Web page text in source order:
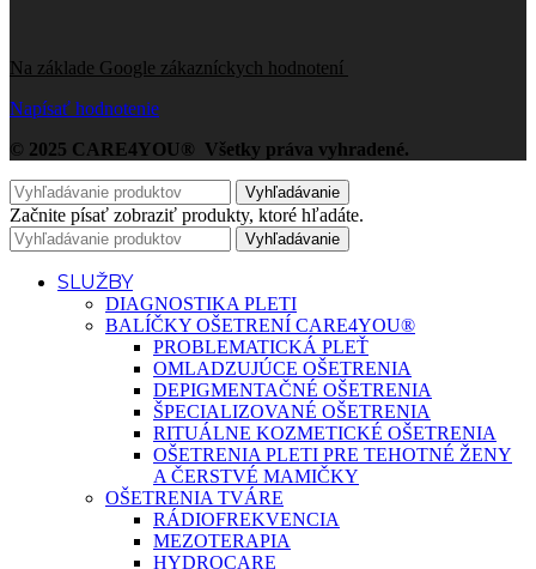
Na základe Google zákazníckych hodnotení
Napísať hodnotenie
© 2025 CARE4YOU® Všetky práva vyhradené.
Vyhľadávanie
Začnite písať zobraziť produkty, ktoré hľadáte.
Vyhľadávanie
SLUŽBY
DIAGNOSTIKA PLETI
BALÍČKY OŠETRENÍ CARE4YOU®
PROBLEMATICKÁ PLEŤ
OMLADZUJÚCE OŠETRENIA
DEPIGMENTAČNÉ OŠETRENIA
ŠPECIALIZOVANÉ OŠETRENIA
RITUÁLNE KOZMETICKÉ OŠETRENIA
OŠETRENIA PLETI PRE TEHOTNÉ ŽENY
A ČERSTVÉ MAMIČKY
OŠETRENIA TVÁRE
RÁDIOFREKVENCIA
MEZOTERAPIA
HYDROCARE